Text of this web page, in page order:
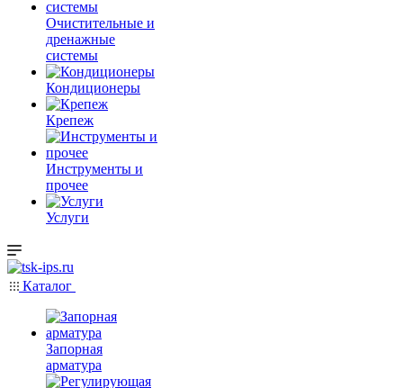
Очистительные и
дренажные
системы
Кондиционеры
Крепеж
Инструменты и
прочее
Услуги
Каталог
Запорная
арматура